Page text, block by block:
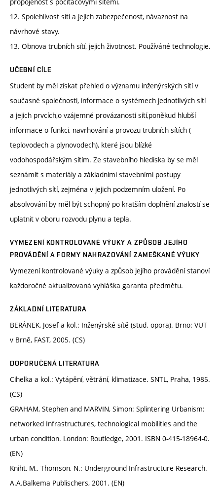
12. Spolehlivost sítí a jejich zabezpečenost, návaznost na
návrhové stavy.
13. Obnova trubních sítí, jejich životnost. Používáné technologie.
UČEBNÍ CÍLE
Student by měl získat přehled o významu inženýrských sítí v
současné společnosti, informace o systémech jednotlivých sítí
a jejich prvcích,o vzájemné provázanosti sítí,poněkud hlubší
informace o funkci, navrhování a provozu trubních sítích (
teplovodech a plynovodech), které jsou blízké
vodohospodářským sítím. Ze stavebního hlediska by se měl
seznámit s materiály a základními stavebními postupy
jednotlivých sítí, zejména v jejich podzemním uložení. Po
absolvování by měl být schopný po kratším doplnění znalostí se
uplatnit v oboru rozvodu plynu a tepla.
VYMEZENÍ KONTROLOVANÉ VÝUKY A ZPŮSOB JEJÍHO
PROVÁDĚNÍ A FORMY NAHRAZOVÁNÍ ZAMEŠKANÉ VÝUKY
Vymezení kontrolované výuky a způsob jejího provádění stanoví
každoročně aktualizovaná vyhláška garanta předmětu.
ZÁKLADNÍ LITERATURA
BERÁNEK, Josef a kol.: Inženýrské sítě (stud. opora). Brno: VUT
v Brně, FAST, 2005. (CS)
DOPORUČENÁ LITERATURA
Cihelka a kol.: Vytápění, větrání, klimatizace. SNTL, Praha, 1985.
(CS)
GRAHAM, Stephen and MARVIN, Simon: Splintering Urbanism:
networked Infrastructures, technological mobilities and the
urban condition. London: Routledge, 2001. ISBN 0-415-18964-0.
(EN)
Kniht, M., Thomson, N.: Underground Infrastructure Research.
A.A.Balkema Publischers, 2001. (EN)